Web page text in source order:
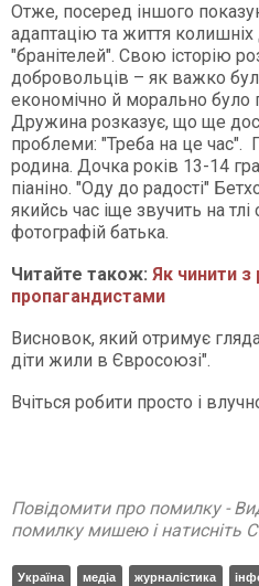
Отже, посеред іншого
адаптацію та життя
"бранітелей". Свою історію
добровольців – як важко
економічно й морально було
Дружина розказує, що ще досі
проблеми: "Треба на це час".
родина. Дочка років 13-14
піаніно. "Оду до радості"
якийсь час іще звучить на
фотографій батька.
Читайте також: Як чинити з
пропагандистами
Висновок, який отримує
діти жили в Євросоюзі".
Вчіться робити просто і
Повідомити про помилку -
помилку мишею і натисніть
Україна медіа журналістика